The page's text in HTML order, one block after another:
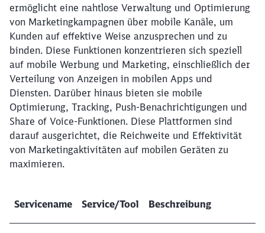
ermöglicht eine nahtlose Verwaltung und Optimierung
von Marketingkampagnen über mobile Kanäle, um
Kunden auf effektive Weise anzusprechen und zu
binden. Diese Funktionen konzentrieren sich speziell
auf mobile Werbung und Marketing, einschließlich der
Verteilung von Anzeigen in mobilen Apps und
Diensten. Darüber hinaus bieten sie mobile
Optimierung, Tracking, Push-Benachrichtigungen und
Share of Voice-Funktionen. Diese Plattformen sind
darauf ausgerichtet, die Reichweite und Effektivität
von Marketingaktivitäten auf mobilen Geräten zu
maximieren.
Servicename Service/Tool Beschreibung